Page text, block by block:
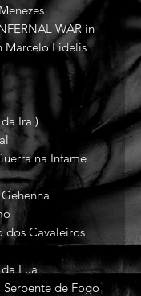
WAR in
Marcelo Fidelis
Ira )
na Infame
dos Cavaleiros
Lua
de Fogo